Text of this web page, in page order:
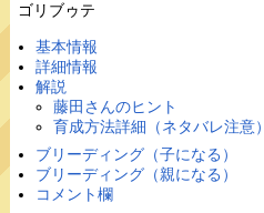
ゴリブゥテ
基本情報
詳細情報
解説
藤田さんのヒント
育成方法詳細（ネタバレ注意）
ブリーディング（子になる）
ブリーディング（親になる）
コメント欄